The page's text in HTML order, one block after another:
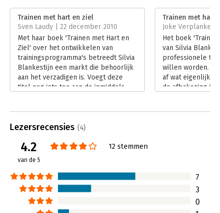
Verschijningsdatum:
3-6-2008
Hoofdrubriek:
Coaching en trainen
Serie:
PM reeks
Trainen met hart en ziel
Sven Laudy | 22 december 2010
Met haar boek 'Trainen met Hart en
Ziel' over het ontwikkelen van
trainingsprogramma's betreedt Silvia
Blankestijn een markt die behoorlijk
aan het verzadigen is. Voegt deze
titel nog iets toe aan de inmiddels
Trainen met hart
Joke Verplanke |
Het boek
van Silvia
professionele
willen worden. Al
af wat eigenlijk
de afbakening is
doe-element in.
Lees verder
Lezersrecensies (4)
4.2
van de 5
12 stemmen
7
3
0